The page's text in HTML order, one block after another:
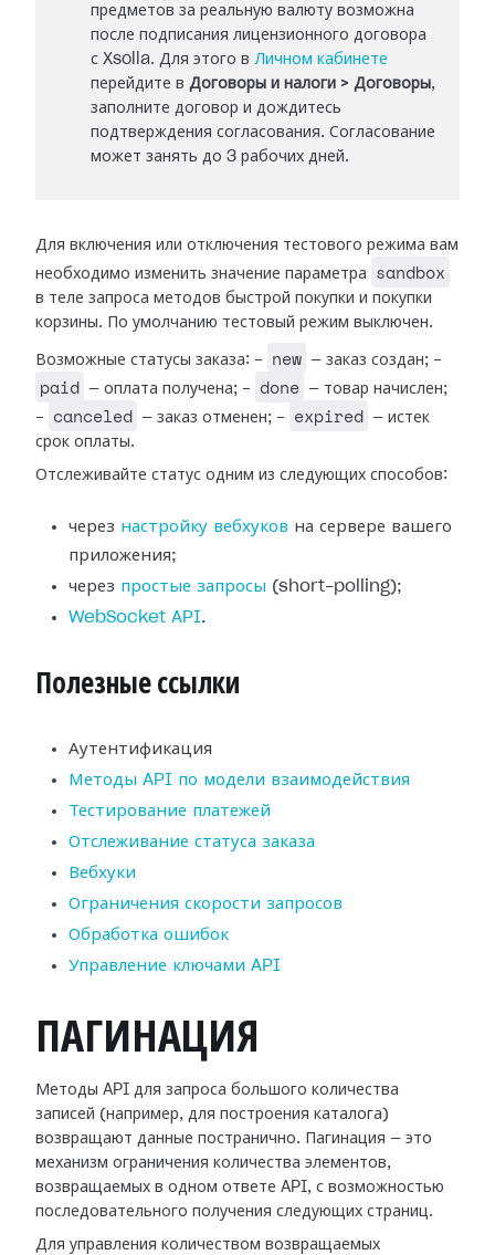
предметов за реальную валюту возможна
после подписания лицензионного договора
с Xsolla. Для этого в Личном кабинете
перейдите в Договоры и налоги > Договоры,
заполните договор и дождитесь
подтверждения согласования. Согласование
может занять до 3 рабочих дней.
Для включения или отключения тестового режима вам
необходимо изменить значение параметра
sandbox
в теле запроса методов быстрой покупки и покупки
корзины. По умолчанию тестовый режим выключен.
Возможные статусы заказа: - new — заказ создан; -
paid — оплата получена; - done — товар начислен;
-
canceled — заказ отменен; - expired — истек
срок оплаты.
Отслеживайте статус одним из следующих способов:
через настройку вебхуков на сервере вашего
приложения;
через простые запросы (short-polling);
WebSocket API.
Полезные ссылки
Аутентификация
Методы API по модели взаимодействия
Тестирование платежей
Отслеживание статуса заказа
Вебхуки
Ограничения скорости запросов
Обработка ошибок
Управление ключами API
ПАГИНАЦИЯ
Методы API для запроса большого количества
записей (например, для построения каталога)
возвращают данные постранично. Пагинация — это
механизм ограничения количества элементов,
возвращаемых в одном ответе API, с возможностью
последовательного получения следующих страниц.
Для управления количеством возвращаемых